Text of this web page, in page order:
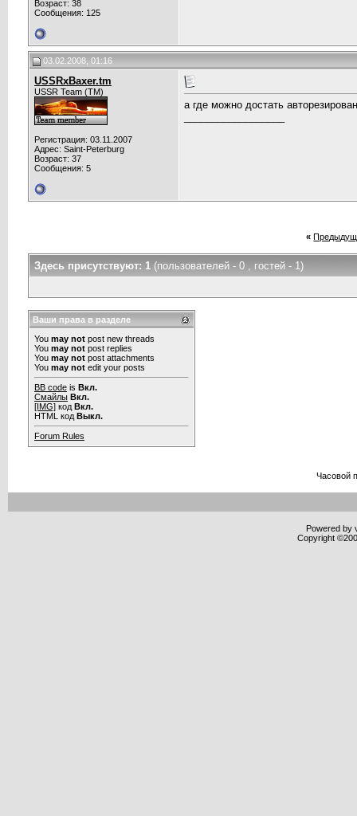
Возраст: 38
Сообщения: 125
03.02.2008, 01:16
USSRxBaxer.tm
USSR Team (TM)
Регистрация: 03.11.2007
Адрес: Saint-Peterburg
Возраст: 37
Сообщения: 5
а где можно достать
«
Здесь присутствуют: 1 (пользователей - 0 , гостей - 1)
Ваши права в разделе
You may not post new threads
You may not post replies
You may not post attachments
You may not edit your posts
BB code is Вкл.
Смайлы Вкл.
[IMG] код Вкл.
HTML код Выкл.
Forum Rules
Часовой
Powered by
Copyright